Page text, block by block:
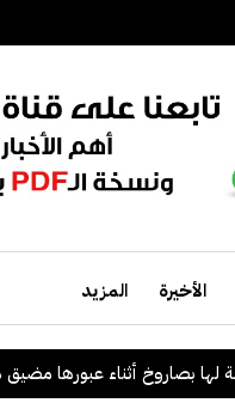
الأخيرة المزيد
أثناء عبورها مضيق هرمز